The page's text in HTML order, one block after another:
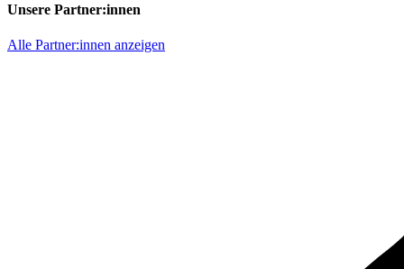
Unsere Partner:innen
Alle Partner:innen anzeigen